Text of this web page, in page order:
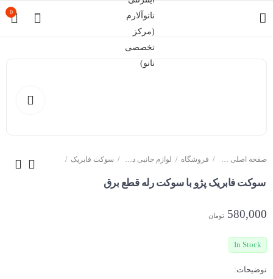
0
صفحه اصلی سایت فروشگاه لوازم جانبی دزدگیر خودرو سوکت فابریک
سوکت فابریک پژو با سوکت رله قطع برق
580,000 تومان
In Stock
توضیحات: